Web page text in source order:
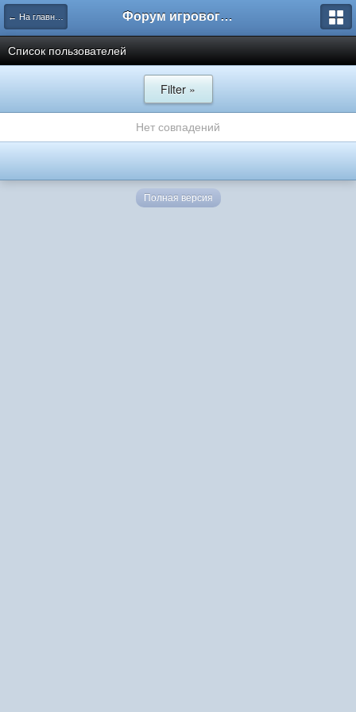
← На главную Форум игрового проекта Riverrise
Список пользователей
Filter »
Нет совпадений
Полная версия